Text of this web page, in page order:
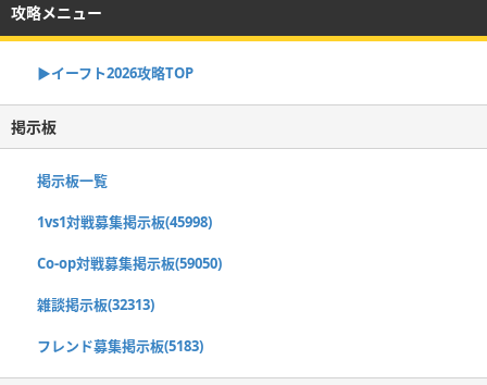
攻略メニュー
▶イーフト2026攻略TOP
掲示板
掲示板一覧
1vs1対戦募集掲示板(45998)
Co-op対戦募集掲示板(59050)
雑談掲示板(32313)
フレンド募集掲示板(5183)